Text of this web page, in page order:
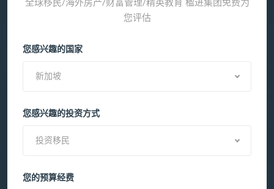
您评估
您感兴趣的国家
新加坡
您感兴趣的投资方式
投资移民
您的预算经费